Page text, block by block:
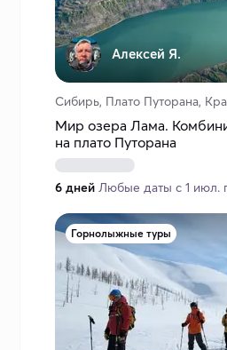
Алексей Я.
Сибирь, Плато Путорана,
Мир озера Лама.
на плато Путорана
6 дней Любые даты с 1 июл.
Горнолыжные туры